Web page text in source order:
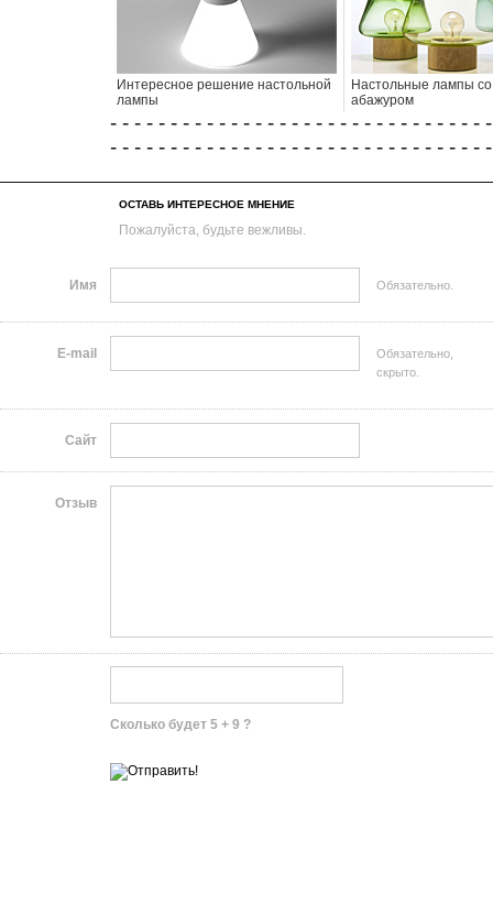
Интересное решение настольной
лампы
Настольные лампы
абажуром
- - - - - - - - - - - - - - - - - - - - - - - - - - - - - - -
- - - - - - - - - - - - - - - - - - - - - - - - - - - - - - -
ОСТАВЬ ИНТЕРЕСНОЕ МНЕНИЕ
Пожалуйста, будьте вежливы.
Имя Обязательно.
E-mail
Обязательно,
скрыто.
Сайт
Отзыв
Сколько будет 5 + 9 ?